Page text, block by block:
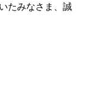
たみなさま、誠